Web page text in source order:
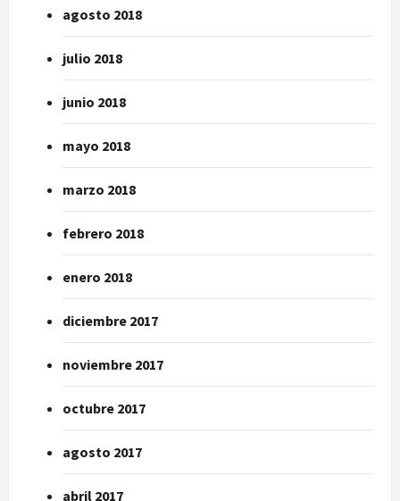
agosto 2018
julio 2018
junio 2018
mayo 2018
marzo 2018
febrero 2018
enero 2018
diciembre 2017
noviembre 2017
octubre 2017
agosto 2017
abril 2017